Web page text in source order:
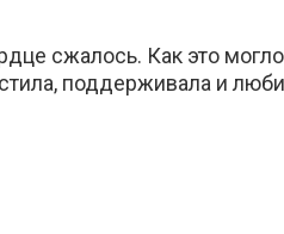
сжалось. Как это
поддерживала и